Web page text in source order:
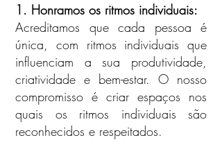
1. Honramos os ritmos individuais:
Acreditamos que cada pessoa é
única, com ritmos individuais que
influenciam a sua produtividade,
criatividade e bem-estar. O nosso
compromisso é criar espaços nos
quais os ritmos individuais são
reconhecidos e respeitados.